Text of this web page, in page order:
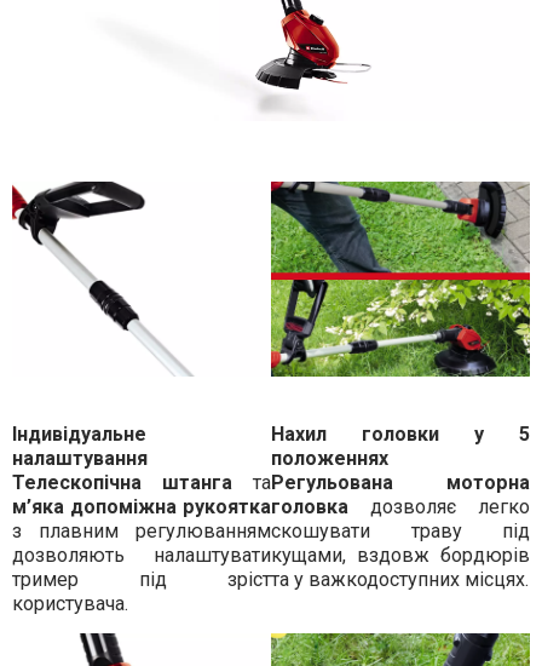
Індивідуальне
налаштування
Телескопічна штангата
м’яка допоміжна рукоятка
з плавним регулюванням
дозволяють налаштувати
тример під зріст
користувача.
Нахил головки у 5
положеннях
Регульована моторна
головка дозволяє легко
скошувати траву під
кущами, вздовж бордюрів
та у важкодоступних місцях.